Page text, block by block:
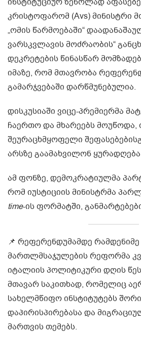
კრისტოფარომ (Avs) მინისტრი
„ომის წარმოებაში“
ვარსკვლავის მოძრაობის“
დეკრეტების წინასწარ
იმაზე, რომ მთავრობა
გამარჯვებაში დარწმუნებულია.
დისკუსიაში ვიცე-პრემიერმა
ჩაერთო და მხარეებს მოუწოდა,
შეურაცხმყოფელი
არსზე გაამახვილონ
ამ ფონზე, დემოკრატიულმა
რომ იუსტიციის მინისტრმა
time-ის ფორმატში,
📌 რეფერენდუმამდე
მართლმსაჯულების რეფორმა
იტალიის პოლიტიკური დღის
მთავარ საკითხად, რომელიც
სახელმწიფო ინსტიტუტებს
დაპირისპირებასა და
მართვის თემებს.